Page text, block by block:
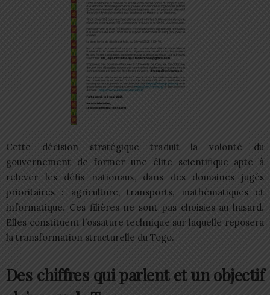
Cette décision stratégique traduit la volonté du
gouvernement de former une élite scientifique apte à
relever les défis nationaux, dans des domaines jugés
prioritaires : agriculture, transports, mathématiques et
informatique. Ces filières ne sont pas choisies au hasard.
Elles constituent l’ossature technique sur laquelle reposera
la transformation structurelle du Togo.
Des chiffres qui parlent et un objectif